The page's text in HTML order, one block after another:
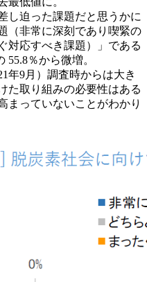
し迫った課題だと思うかに
（非常に深刻であり喫緊の
対応すべき課題）」である
55.8％から微増。
年9月）調査時からは大き
た取り組みの必要性はある
まっていないことがわかり